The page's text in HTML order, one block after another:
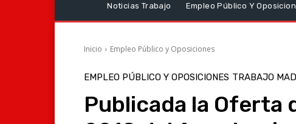
Noticias Trabajo Empleo Público Y
Inicio Empleo Público y Oposiciones
EMPLEO PÚBLICO Y OPOSICIONES TRABAJO
Publicada la Oferta